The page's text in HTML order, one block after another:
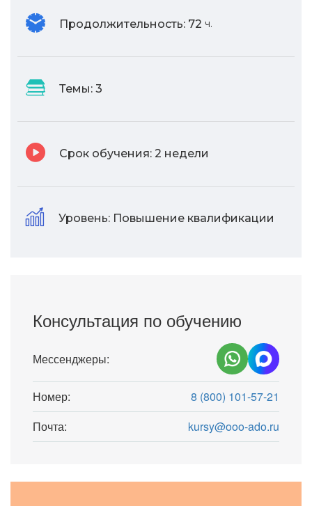
Продолжительность: 72 ч.
Темы: 3
Срок обучения: 2 недели
Уровень: Повышение квалификации
Консультация по обучению
Мессенджеры:
Номер:
8 (800) 101-57-21
Почта:
kursy@ooo-ado.ru